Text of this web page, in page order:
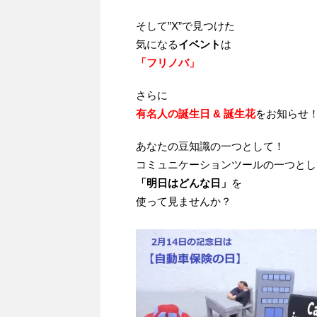
そして”X”で見つけた
気になるイベント は
「フリノバ」
さらに
有名人の誕生日 & 誕生花をお知らせ
あなたの豆知識の一つとして！
コミュニケーションツールの一つと
「明日はどんな日」 を
使って見ませんか？